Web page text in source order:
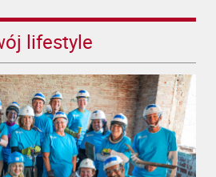
lifestyle